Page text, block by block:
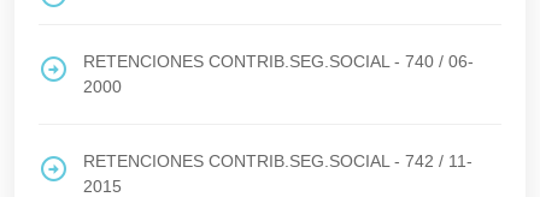
RETENCIONES CONTRIB.SEG.SOCIAL - 740 / 06-
2000
RETENCIONES CONTRIB.SEG.SOCIAL - 742 / 11-
2015